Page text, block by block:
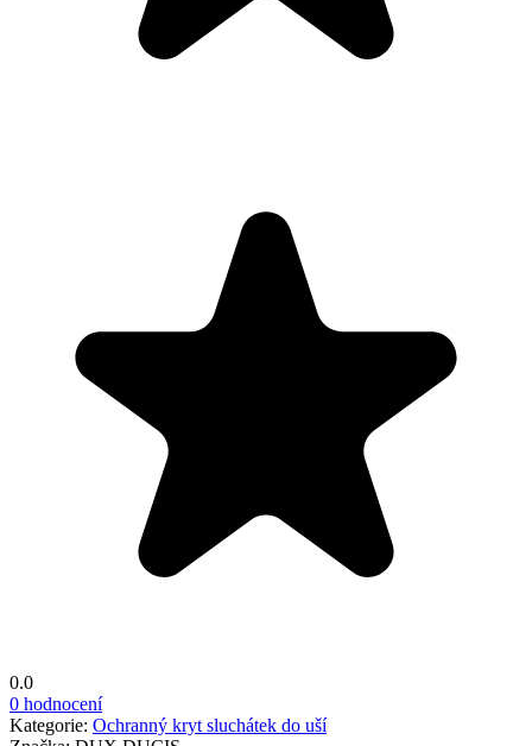
0.0
0 hodnocení
Kategorie: Ochranný kryt sluchátek do uší